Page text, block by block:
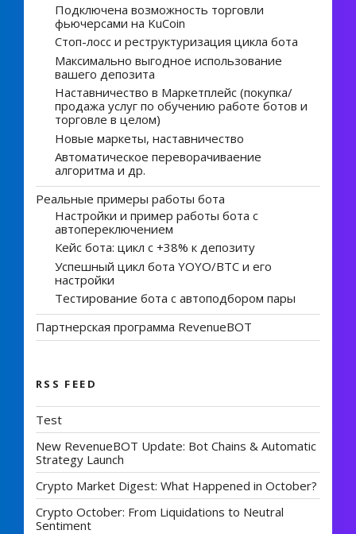
Подключена возможность торговли
фьючерсами на KuCoin
Стоп-лосс и реструктуризация цикла бота
Максимально выгодное использование
вашего депозита
Наставничество в Маркетплейс (покупка/
продажа услуг по обучению работе ботов и
торговле в целом)
Новые маркеты, наставничество
Автоматическое переворачиваение
алгоритма и др.
Реальные примеры работы бота
Настройки и пример работы бота с
автопереключением
Кейс бота: цикл с +38% к депозиту
Успешный цикл бота YOYO/BTC и его
настройки
Тестирование бота с автоподбором пары
Партнерская программа RevenueBOT
RSS FEED
Test
New RevenueBOT Update: Bot Chains & Automatic
Strategy Launch
Crypto Market Digest: What Happened in October?
Crypto October: From Liquidations to Neutral
Sentiment